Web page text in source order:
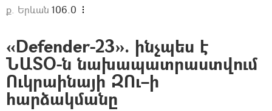
ք. Երևան 106.0
«Defender-23». ինչպես է
ՆԱՏՕ-ն նախապատրաստվում
Ուկրաինայի ԶՈւ–ի
հարձակմանը